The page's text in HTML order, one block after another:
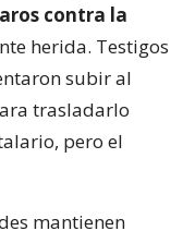
contra la
herida. Testigos
subir al
trasladarlo
pero el
mantienen